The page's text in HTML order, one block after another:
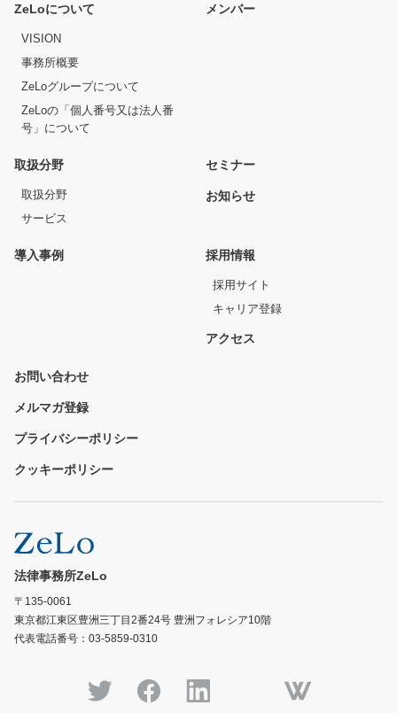
ZeLoについて
VISION
事務所概要
ZeLoグループについて
ZeLoの「個人番号又は法人番
号」について
メンバー
取扱分野
取扱分野
サービス
セミナー
お知らせ
導入事例 採用情報
採用サイト
キャリア登録
アクセス
お問い合わせ
メルマガ登録
プライバシーポリシー
クッキーポリシー
法律事務所ZeLo
〒135-0061
東京都江東区豊洲三丁目2番24号 豊洲フォレシア10階
代表電話番号：03-5859-0310